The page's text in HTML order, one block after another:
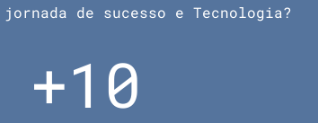
jornada de sucesso e Tecnologia?
+10